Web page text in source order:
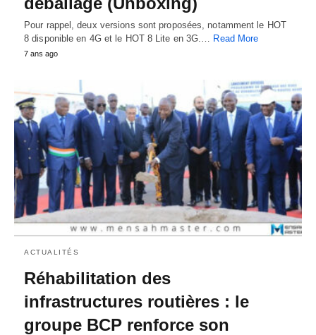
Pour rappel, deux versions sont proposées, notamment le HOT
8 disponible en 4G et le HOT 8 Lite en 3G.…
Read More
7 ans ago
ACTUALITÉS
Réhabilitation des
infrastructures routières : le
groupe BCP renforce son